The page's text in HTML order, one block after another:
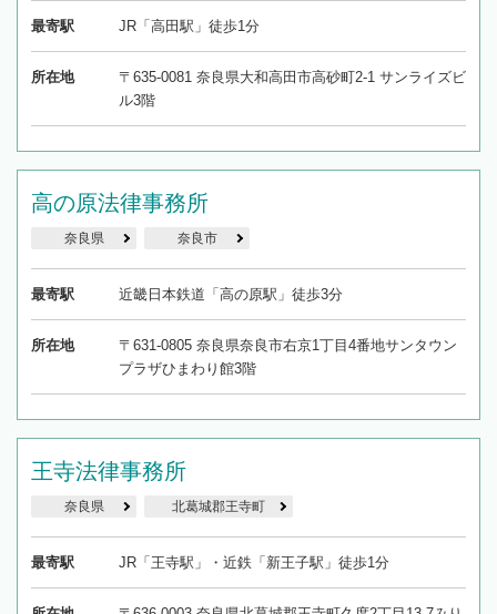
最寄駅 JR「高田駅」徒歩1分
所在地
〒635-0081 奈良県大和高田市高砂町2-1 サンライズビ
ル3階
高の原法律事務所
奈良県 奈良市
最寄駅 近畿日本鉄道「高の原駅」徒歩3分
所在地
〒631-0805 奈良県奈良市右京1丁目4番地サンタウン
プラザひまわり館3階
王寺法律事務所
奈良県 北葛城郡王寺町
最寄駅 JR「王寺駅」・近鉄「新王子駅」徒歩1分